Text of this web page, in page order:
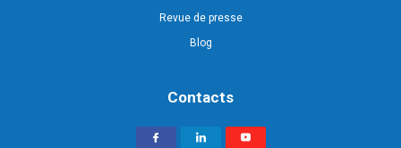
Revue de presse
Blog
Contacts